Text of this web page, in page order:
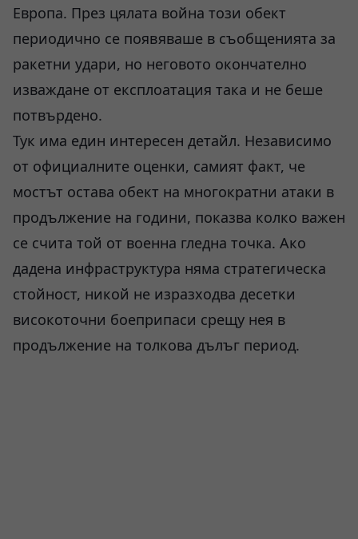
Европа. През цялата война този обект
периодично се появяваше в съобщенията за
ракетни удари, но неговото окончателно
изваждане от експлоатация така и не беше
потвърдено.
Тук има един интересен детайл. Независимо
от официалните оценки, самият факт, че
мостът остава обект на многократни атаки в
продължение на години, показва колко важен
се счита той от военна гледна точка. Ако
дадена инфраструктура няма стратегическа
стойност, никой не изразходва десетки
високоточни боеприпаси срещу нея в
продължение на толкова дълъг период.